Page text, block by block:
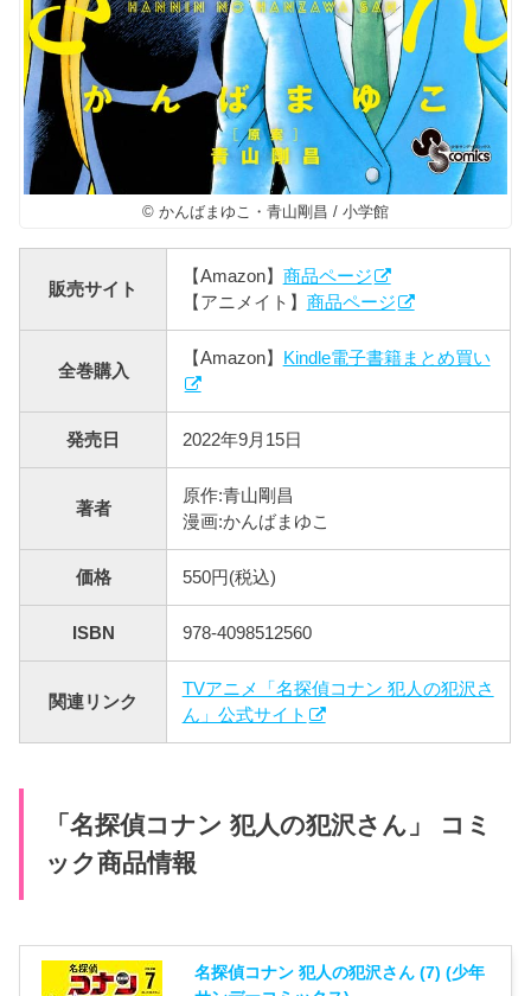
© かんばまゆこ・青山剛昌 / 小学館
販売サイト
【Amazon】 商品ページ
【アニメイト】 商品ページ
全巻購入
【Amazon】 Kindle電子書籍まとめ買い
発売日 2022年9月15日
著者
原作:青山剛昌
漫画:かんばまゆこ
価格 550円(税込)
ISBN 978-4098512560
関連リンク
TVアニメ「名探偵コナン 犯人の犯沢さ
ん」公式サイト
「名探偵コナン 犯人の犯沢さん」 コミ
ック商品情報
名探偵コナン 犯人の犯沢さん (7) (少年